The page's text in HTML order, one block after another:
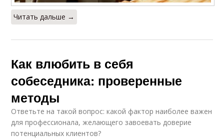
Читать дальше →
Как влюбить в себя
собеседника: проверенные
методы
Ответьте на такой вопрос: какой фактор наиболее важен
для профессионала, желающего завоевать доверие
потенциальных клиентов?